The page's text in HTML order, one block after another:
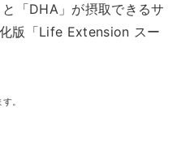
「DHA」が摂取できるサ
版「Life Extension スー
。